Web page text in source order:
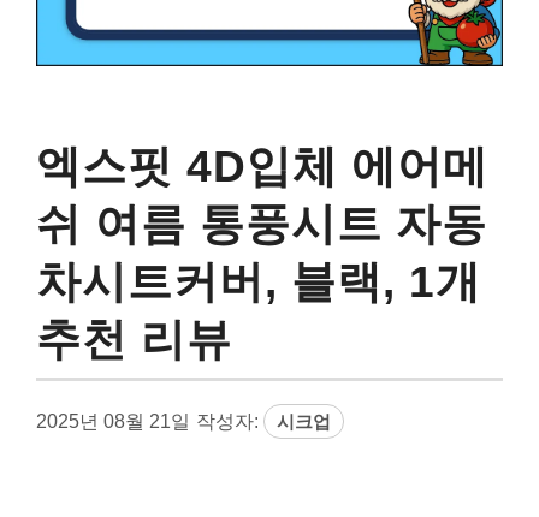
엑스핏 4D입체 에어메
쉬 여름 통풍시트 자동
차시트커버, 블랙, 1개
추천 리뷰
2025년 08월 21일 작성자: 시크업